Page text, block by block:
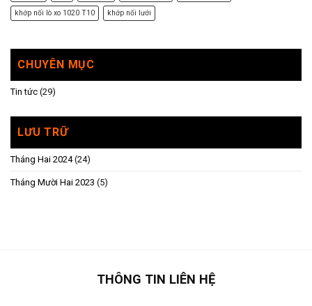
khớp nối lò xo 1020 T10 khớp nối lưới
CHUYÊN MỤC
Tin tức (29)
LƯU TRỮ
Tháng Hai 2024(24)
Tháng Mười Hai 2023 (5)
THÔNG TIN LIÊN HỆ